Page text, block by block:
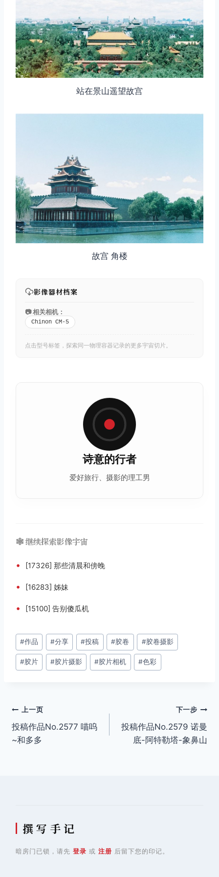
站在景山遥望故宫
故宫 角楼
影像器材档案
📷 相关相机：
Chinon CM-5
点击型号标签，探索同一物理容器记录的更多宇宙切片。
诗意的行者
爱好旅行、摄影的理工男
🕸️ 继续探索影像宇宙
• [17326] 那些清晨和傍晚
• [16283] 姊妹
• [15100] 告别傻瓜机
文
章
标
#作品 #分享 #投稿 #胶卷 #胶卷摄影
#胶片 #胶片摄影 #胶片相机 #色彩
文
章
上一页
投稿作品No.2577 喵呜
~和多多
下一步
投稿作品No.2579 诺曼
底-阿特勒塔-象鼻山
撰 写 手 记
暗房门已锁，请先 登录 或 注册 后留下您的印记。
取消